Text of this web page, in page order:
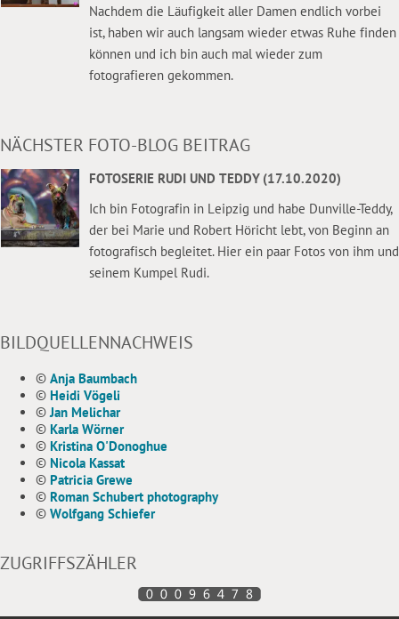
Nachdem die Läufigkeit aller Damen endlich vorbei
ist, haben wir auch langsam wieder etwas Ruhe finden
können und ich bin auch mal wieder zum
fotografieren gekommen.
NÄCHSTER FOTO-BLOG BEITRAG
FOTOSERIE RUDI UND TEDDY (17.10.2020)
Ich bin Fotografin in Leipzig und habe Dunville-Teddy,
der bei Marie und Robert Höricht lebt, von Beginn an
fotografisch begleitet. Hier ein paar Fotos von ihm und
seinem Kumpel Rudi.
BILDQUELLENNACHWEIS
© Anja Baumbach
© Heidi Vögeli
©Jan Melichar
© Karla Wörner
© Kristina O'Donoghue
© Nicola Kassat
© Patricia Grewe
© Roman Schubert photography
© Wolfgang Schiefer
ZUGRIFFSZÄHLER